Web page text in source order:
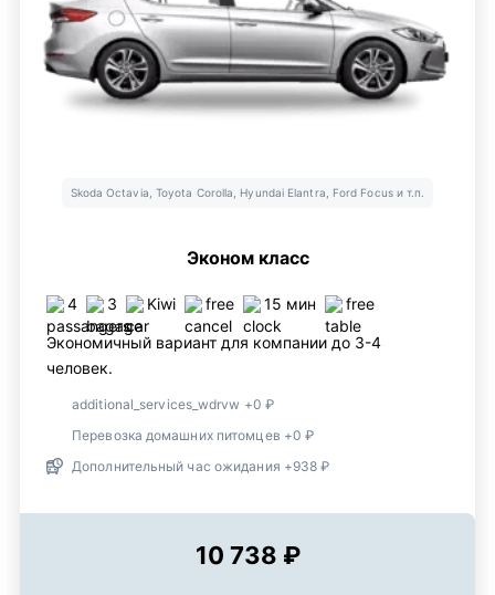
Skoda Octavia, Toyota Corolla, Hyundai Elantra, Ford Focus и т.п.
Эконом класс
4 3 Kiwi free 15 мин free
Экономичный вариант для компании до 3-4
человек.
additional_services_wdrvw +0 ₽
Перевозка домашних питомцев +0 ₽
Дополнительный час ожидания +938 ₽
10 738 ₽